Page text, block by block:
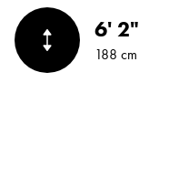
6' 2"
188 cm